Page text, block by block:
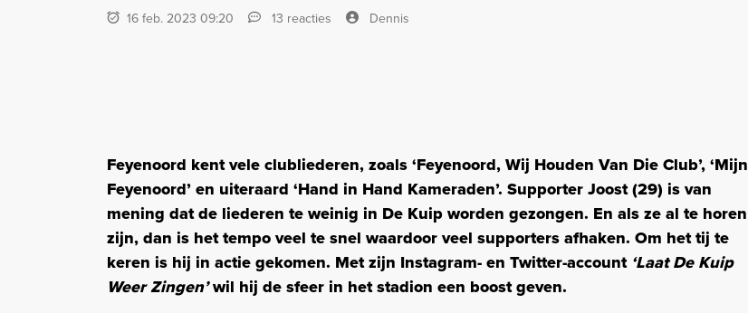
16 feb. 2023 09:20 13 reacties Dennis
Feyenoord kent vele clubliederen, zoals ‘Feyenoord, Wij Houden Van Die Club’, ‘Mijn
Feyenoord’ en uiteraard ‘Hand in Hand Kameraden’. Supporter Joost (29) is van
mening dat de liederen te weinig in De Kuip worden gezongen. En als ze al te horen
zijn, dan is het tempo veel te snel waardoor veel supporters afhaken. Om het tij te
keren is hij in actie gekomen. Met zijn Instagram- en Twitter-account ‘Laat De Kuip
Weer Zingen’wil hij de sfeer in het stadion een boost geven.